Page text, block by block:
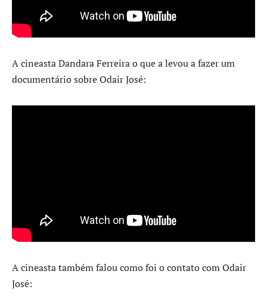
A cineasta Dandara Ferreira o que a levou a fazer um
documentário sobre Odair José:
A cineasta também falou como foi o contato com Odair
José: